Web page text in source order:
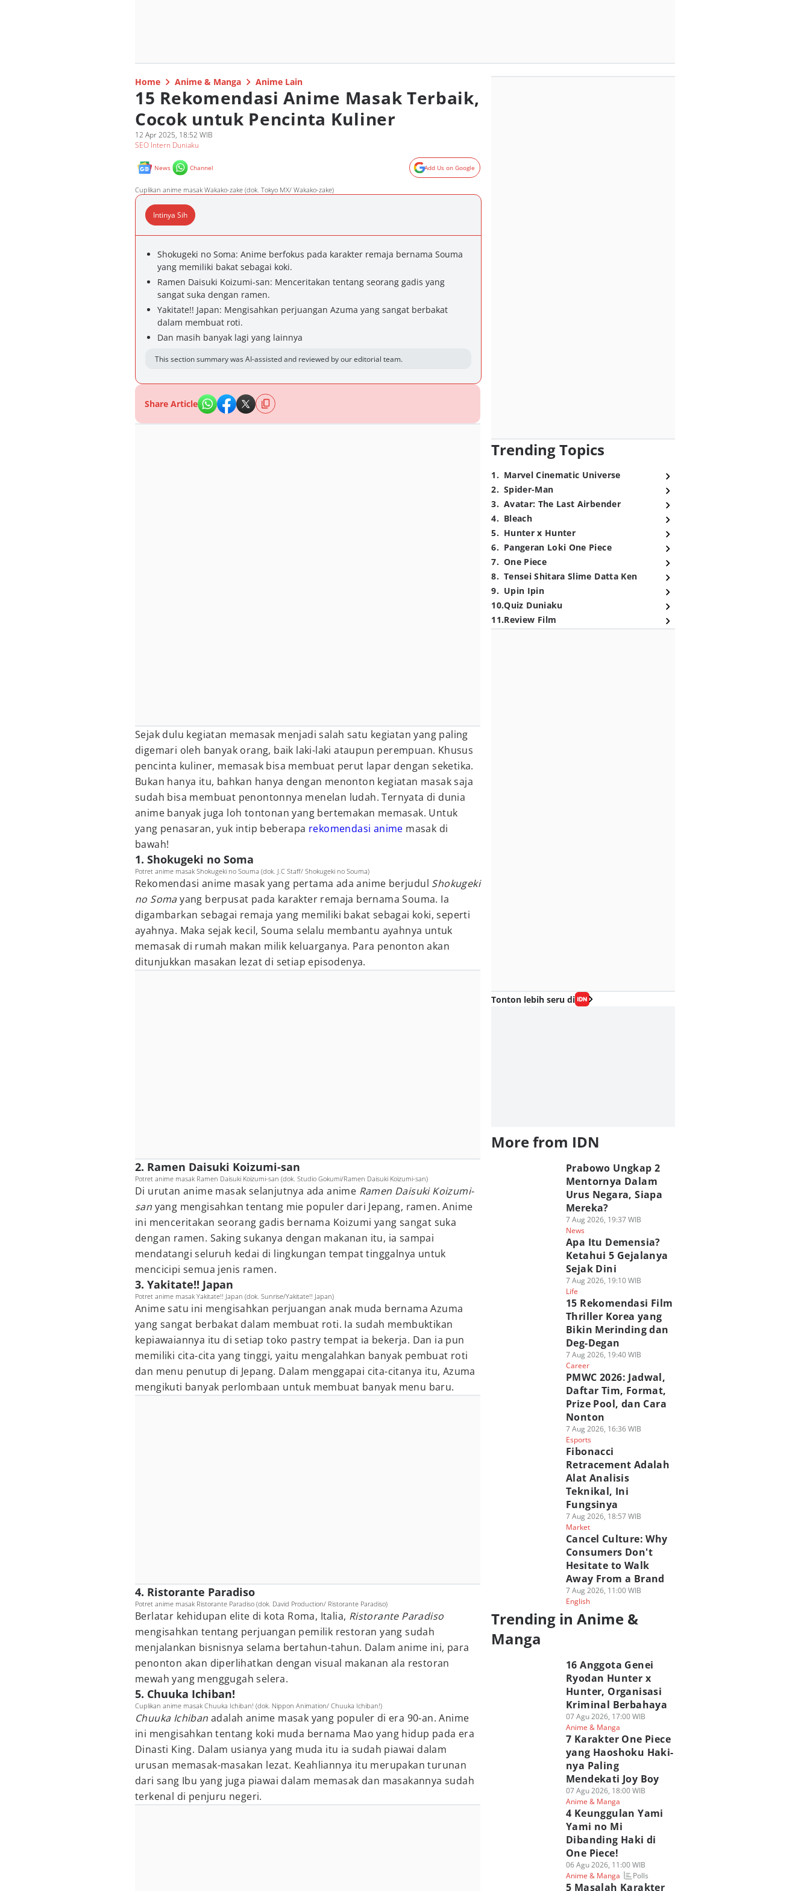
Home Anime & Manga Anime Lain
15 Rekomendasi Anime Masak Terbaik,
Cocok untuk Pencinta Kuliner
12 Apr 2025, 18:52 WIB
SEO Intern Duniaku
News Channel Add Us on Google
Cuplikan anime masak Wakako-zake (dok. Tokyo MX/ Wakako-zake)
Intinya Sih
Shokugeki no Soma: Anime berfokus pada karakter remaja bernama Souma
yang memiliki bakat sebagai koki.
Ramen Daisuki Koizumi-san: Menceritakan tentang seorang gadis yang
sangat suka dengan ramen.
Yakitate!! Japan: Mengisahkan perjuangan Azuma yang sangat berbakat
dalam membuat roti.
Dan masih banyak lagi yang lainnya
This section summary was AI-assisted and reviewed by our editorial team.
Share Article
Sejak dulu kegiatan memasak menjadi salah satu kegiatan yang paling
digemari oleh banyak orang, baik laki-laki ataupun perempuan. Khusus
pencinta kuliner, memasak bisa membuat perut lapar dengan seketika.
Bukan hanya itu, bahkan hanya dengan menonton kegiatan masak saja
sudah bisa membuat penontonnya menelan ludah. Ternyata di dunia
anime banyak juga loh tontonan yang bertemakan memasak. Untuk
yang penasaran, yuk intip beberapa rekomendasi anime masak di
bawah!
1. Shokugeki no Soma
Potret anime masak Shokugeki no Souma (dok. J.C Staff/ Shokugeki no Souma)
Rekomendasi anime masak yang pertama ada anime berjudul Shokugeki
no Somayang berpusat pada karakter remaja bernama Souma. Ia
digambarkan sebagai remaja yang memiliki bakat sebagai koki, seperti
ayahnya. Maka sejak kecil, Souma selalu membantu ayahnya untuk
memasak di rumah makan milik keluarganya. Para penonton akan
ditunjukkan masakan lezat di setiap episodenya.
2. Ramen Daisuki Koizumi-san
Potret anime masak Ramen Daisuki Koizumi-san (dok. Studio Gokumi/Ramen Daisuki Koizumi-san)
Di urutan anime masak selanjutnya ada anime Ramen Daisuki Koizumi-
san yang mengisahkan tentang mie populer dari Jepang, ramen. Anime
ini menceritakan seorang gadis bernama Koizumi yang sangat suka
dengan ramen. Saking sukanya dengan makanan itu, ia sampai
mendatangi seluruh kedai di lingkungan tempat tinggalnya untuk
mencicipi semua jenis ramen.
3. Yakitate!! Japan
Potret anime masak Yakitate!! Japan (dok. Sunrise/Yakitate!! Japan)
Anime satu ini mengisahkan perjuangan anak muda bernama Azuma
yang sangat berbakat dalam membuat roti. Ia sudah membuktikan
kepiawaiannya itu di setiap toko pastry tempat ia bekerja. Dan ia pun
memiliki cita-cita yang tinggi, yaitu mengalahkan banyak pembuat roti
dan menu penutup di Jepang. Dalam menggapai cita-citanya itu, Azuma
mengikuti banyak perlombaan untuk membuat banyak menu baru.
4. Ristorante Paradiso
Potret anime masak Ristorante Paradiso (dok. David Production/ Ristorante Paradiso)
Berlatar kehidupan elite di kota Roma, Italia, Ristorante Paradiso
mengisahkan tentang perjuangan pemilik restoran yang sudah
menjalankan bisnisnya selama bertahun-tahun. Dalam anime ini, para
penonton akan diperlihatkan dengan visual makanan ala restoran
mewah yang menggugah selera.
5. Chuuka Ichiban!
Cuplikan anime masak Chuuka Ichiban! (dok. Nippon Animation/ Chuuka Ichiban!)
Chuuka Ichiban adalah anime masak yang populer di era 90-an. Anime
ini mengisahkan tentang koki muda bernama Mao yang hidup pada era
Dinasti King. Dalam usianya yang muda itu ia sudah piawai dalam
urusan memasak-masakan lezat. Keahliannya itu merupakan turunan
dari sang Ibu yang juga piawai dalam memasak dan masakannya sudah
terkenal di penjuru negeri.
Trending Topics
1. Marvel Cinematic Universe
2. Spider-Man
3. Avatar: The Last Airbender
4. Bleach
5. Hunter x Hunter
6. Pangeran Loki One Piece
7. One Piece
8. Tensei Shitara Slime Datta Ken
9. Upin Ipin
10.Quiz Duniaku
11.Review Film
Tonton lebih seru di
More from IDN
Prabowo Ungkap 2
Mentornya Dalam
Urus Negara, Siapa
Mereka?
7 Aug 2026, 19:37 WIB
News
Apa Itu Demensia?
Ketahui 5 Gejalanya
Sejak Dini
7 Aug 2026, 19:10 WIB
Life
15 Rekomendasi Film
Thriller Korea yang
Bikin Merinding dan
Deg-Degan
7 Aug 2026, 19:40 WIB
Career
PMWC 2026: Jadwal,
Daftar Tim, Format,
Prize Pool, dan Cara
Nonton
7 Aug 2026, 16:36 WIB
Esports
Fibonacci
Retracement Adalah
Alat Analisis
Teknikal, Ini
Fungsinya
7 Aug 2026, 18:57 WIB
Market
Cancel Culture: Why
Consumers Don't
Hesitate to Walk
Away From a Brand
7 Aug 2026, 11:00 WIB
English
Trending in Anime &
Manga
16 Anggota Genei
Ryodan Hunter x
Hunter, Organisasi
Kriminal Berbahaya
07 Agu 2026, 17:00 WIB
Anime & Manga
7 Karakter One Piece
yang Haoshoku Haki-
nya Paling
Mendekati Joy Boy
07 Agu 2026, 18:00 WIB
Anime & Manga
4 Keunggulan Yami
Yami no Mi
Dibanding Haki di
One Piece!
06 Agu 2026, 11:00 WIB
Anime & Manga
Polls
5 Masalah Karakter